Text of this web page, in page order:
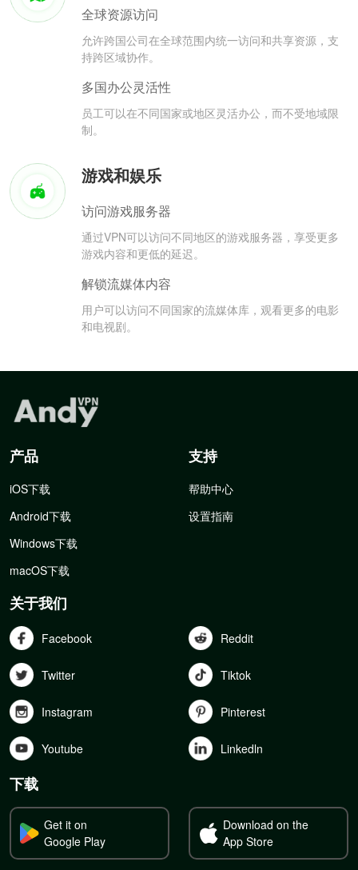
全球资源访问
允许跨国公司在全球范围内统一访问和共享资源，支
持跨区域协作。
多国办公灵活性
员工可以在不同国家或地区灵活办公，而不受地域限
制。
游戏和娱乐
访问游戏服务器
通过VPN可以访问不同地区的游戏服务器，享受更多
游戏内容和更低的延迟。
解锁流媒体内容
用户可以访问不同国家的流媒体库，观看更多的电影
和电视剧。
产品
iOS下载
Android下载
Windows下载
macOS下载
支持
帮助中心
设置指南
关于我们
Facebook Reddit
Twitter Tiktok
Instagram Pinterest
Youtube Linkedln
下载
Get it on
Google Play
Download on the
App Store